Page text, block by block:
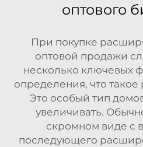
оптового
При покупке
оптовой продажи
несколько ключевых
определения, что
Это особый тип
увеличивать.
скромном виде с
последующего